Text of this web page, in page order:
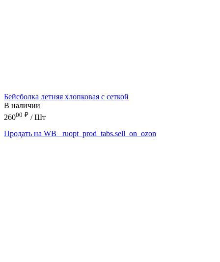
Бейсболка летняя хлопковая с сеткой
В наличии
26000 ₽ / Шт
Продать на WB
_ruopt_prod_tabs.sell_on_ozon